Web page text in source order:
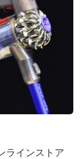
ラインストア